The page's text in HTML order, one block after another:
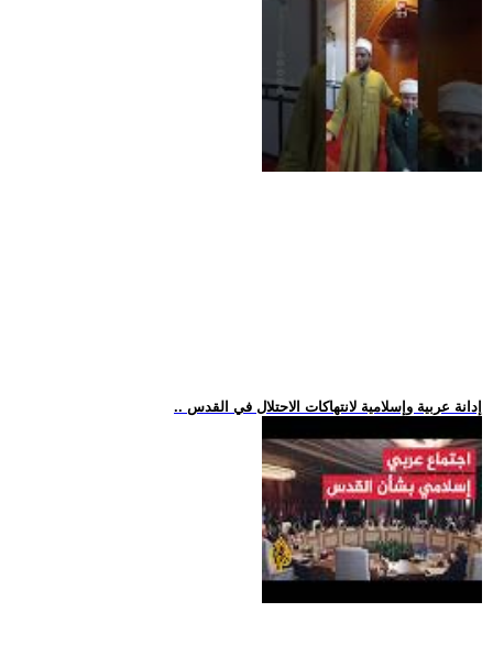
.. إدانة عربية وإسلامية لانتهاكات الاحتلال في القدس